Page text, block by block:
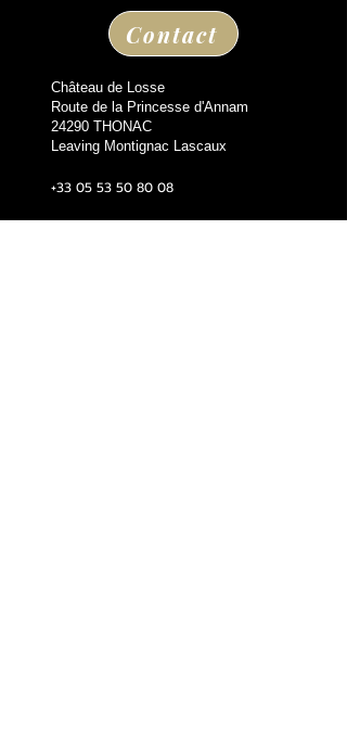
Contact
Château de Losse
Route de la Princesse d'Annam
24290 THONAC
Leaving Montignac Lascaux
+33 05 53 50 80 08